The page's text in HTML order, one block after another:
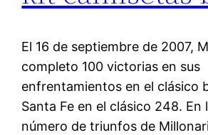
El 16 de septiembre de 2007,
completo 100 victorias en sus
enfrentamientos en el clásico
Santa Fe en el clásico 248. En
número de triunfos de